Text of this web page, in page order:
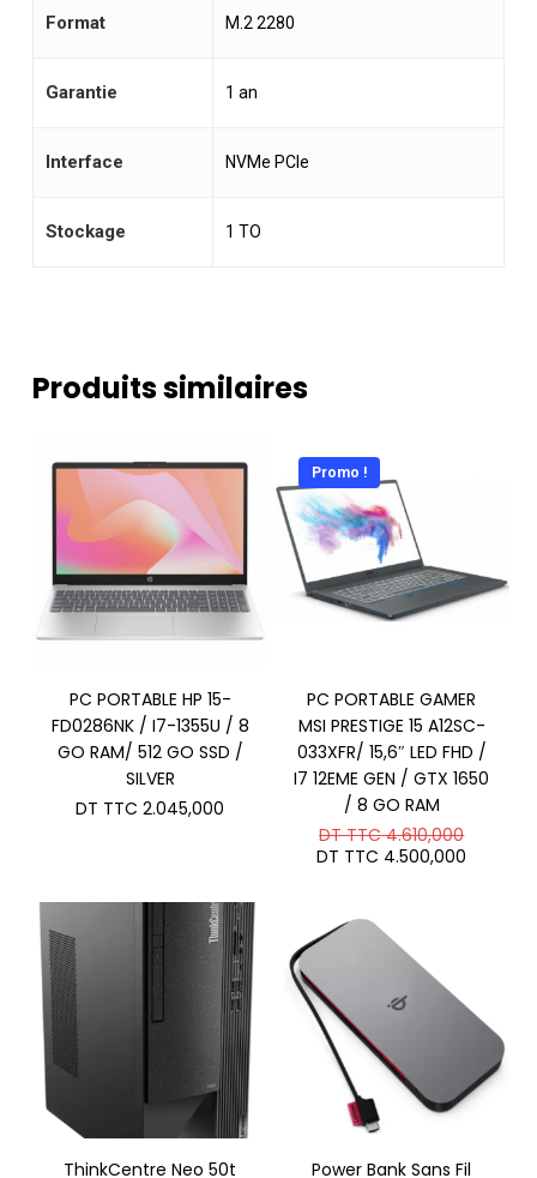
Format M.2 2280
Garantie 1 an
Interface NVMe PCIe
Stockage 1 TO
Produits similaires
PC PORTABLE HP 15-
FD0286NK / I7-1355U / 8
GO RAM/ 512 GO SSD /
SILVER
DT TTC 2.045,000
Promo !
PC PORTABLE GAMER
MSI PRESTIGE 15 A12SC-
033XFR/ 15,6″ LED FHD /
I7 12EME GEN / GTX 1650
/ 8 GO RAM
DT TTC4.610,000Le
prix
initial
DT TTC 4.500,000
ThinkCentre Neo 50t Power Bank Sans Fil